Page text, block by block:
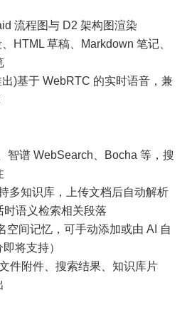
流程图与 D2 架构图渲染
HTML 草稿、Markdown 笔记、
)基于 WebRTC 的实时语音，兼
智谱 WebSearch、Bocha 等，搜
多知识库，上传文档后自动解析
语义检索相关段落
空间记忆，可手动添加或由 AI 自
将支持）
件附件、搜索结果、知识库片